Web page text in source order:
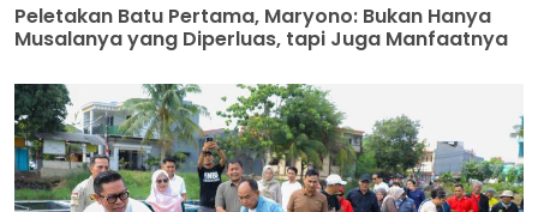
Peletakan Batu Pertama, Maryono: Bukan Hanya
Musalanya yang Diperluas, tapi Juga Manfaatnya